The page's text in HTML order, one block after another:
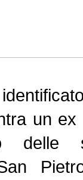
un
delle